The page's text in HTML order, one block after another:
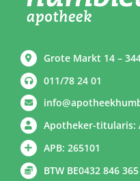
Grote Markt 14 –
011/78 24 01
Apotheker-titularis:
APB: 265101
BTW BE0432 846 365